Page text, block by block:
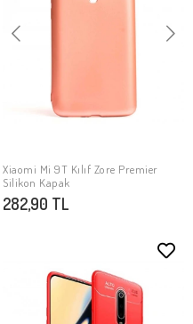
SEPETE EKLE
Xiaomi Mi 9T Kılıf Zore Premier
Silikon Kapak
282,90 TL